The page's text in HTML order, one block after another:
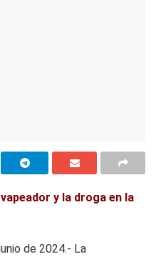
y la droga en la
de 2024.- La